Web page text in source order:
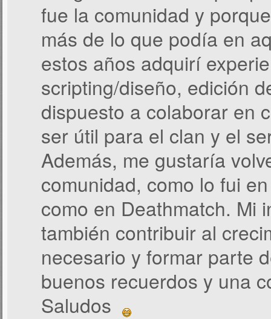
fue la comunidad y
más de lo que podía en
estos años adquirí
scripting/diseño, edición
dispuesto a colaborar en
ser útil para el clan y el
Además, me gustaría
comunidad, como lo fui
como en Deathmatch. Mi
también contribuir al
necesario y formar parte
buenos recuerdos y una
Saludos